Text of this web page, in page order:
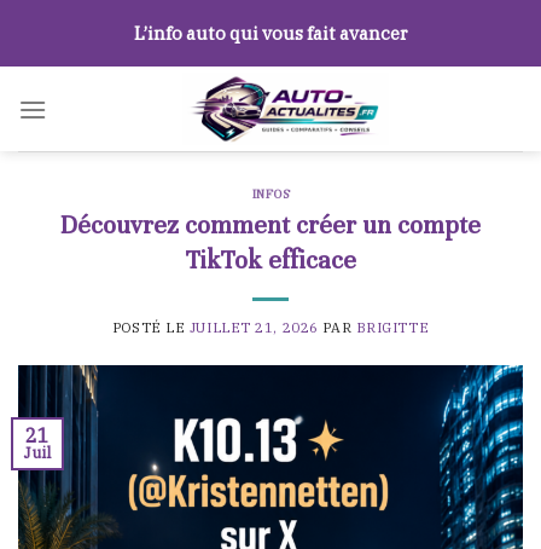
content
L’info auto qui vous fait avancer
INFOS
Découvrez comment créer un compte
TikTok efficace
POSTÉ LE JUILLET 21, 2026 PAR BRIGITTE
21
Juil